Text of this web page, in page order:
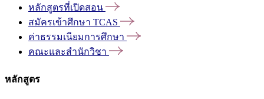
หลักสูตรที่เปิดสอน
สมัครเข้าศึกษา TCAS
ค่าธรรมเนียมการศึกษา
คณะและสำนักวิชา
หลักสูตร